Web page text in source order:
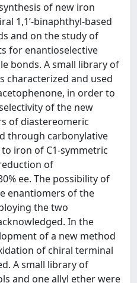
of new iron
1,1’-binaphthyl-based
and on the study of
for enantioselective
bonds. A small library of
characterized and used
in order to
of the new
of diastereomeric
through carbonylative
iron of C1-symmetric
of
ee. The possibility of
enantiomers of the
the two
In the
of a new method
of chiral terminal
A small library of
and one allyl ether were